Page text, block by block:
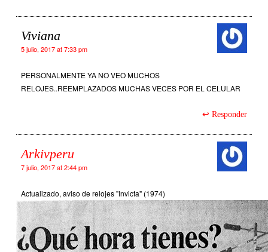
Viviana
5 julio, 2017 at 7:33 pm
PERSONALMENTE YA NO VEO MUCHOS
RELOJES..REEMPLAZADOS MUCHAS VECES POR EL CELULAR
Responder
Arkivperu
7 julio, 2017 at 2:44 pm
Actualizado, aviso de relojes "Invicta" (1974)